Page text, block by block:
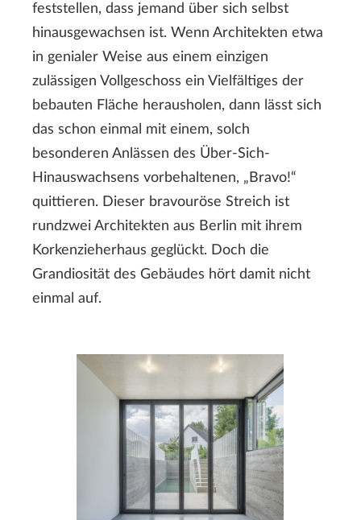
feststellen, dass jemand über sich selbst
hinausgewachsen ist. Wenn Architekten etwa
in genialer Weise aus einem einzigen
zulässigen Vollgeschoss ein Vielfältiges der
bebauten Fläche herausholen, dann lässt sich
das schon einmal mit einem, solch
besonderen Anlässen des Über-Sich-
Hinauswachsens vorbehaltenen, „Bravo!“
quittieren. Dieser bravouröse Streich ist
rundzwei Architekten aus Berlin mit ihrem
Korkenzieherhaus geglückt. Doch die
Grandiosität des Gebäudes hört damit nicht
einmal auf.